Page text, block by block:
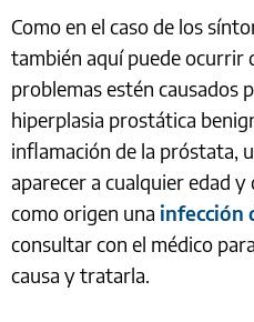
Como en el caso de los
también aquí puede ocurrir
problemas estén causados
hiperplasia prostática
inflamación de la próstata,
aparecer a cualquier edad
como origen una infección
consultar con el médico
causa y tratarla.